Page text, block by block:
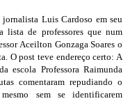
Luis Cardoso em seu
lista de professores que num
Aceilton Gonzaga Soares o
O post teve endereço certo: A
escola Professora Raimunda
comentaram repudiando o
sem se identificarem